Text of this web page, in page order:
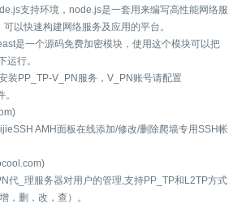
支持环境，node.js是一套用来编写高性能网络服
以快速构建网络服务及应用的平台。
是一个源码免费加密模块，使用这个模块可以把
运行。
装PP_TP-V_PN服务，V_PN账号请配置
AMH面板在线添加/修改/删除爬墙专用SSH帐
代_理服务器对用户的管理,支持PP_TP和L2TP方式
，删，改，查）。